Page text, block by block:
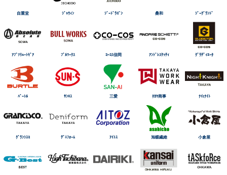
自重堂 ｼﾞｬｳｨﾝ ｼﾞｰﾄﾞﾗｺﾞﾝ 桑和 ｼﾞｰｸﾞﾗﾝﾄﾞ
ｱﾌﾞｿﾘｭｰﾄｷﾞｱ ﾌﾞﾙﾜｰｸｽ ｺｰｺｽ信岡 ｱﾝﾄﾞﾚｽｹｯﾃｨ ｸﾞﾗﾃﾞｨｴｰﾀ
ﾊﾞｰﾄﾙ ｻﾝｴｽ 三愛 ﾀｶﾔ商事 ﾅｲtﾅｲﾄ
ｸﾞﾗﾝｼｽｺ ﾃﾞﾆﾌｫｰﾑ ｱｲﾄｽ 旭蝶繊維 小倉屋